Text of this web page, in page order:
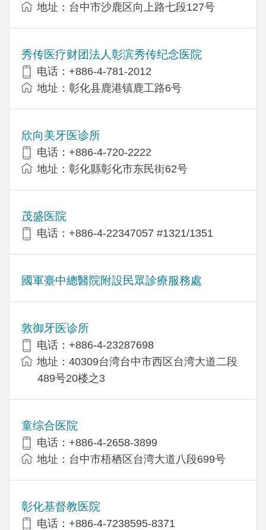
地址：台中市沙鹿区向上路七段127号
秀传医疗财团法人彰滨秀传纪念医院
电话：+886-4-781-2012
地址：彰化县鹿港镇鹿工路6号
欣向美牙医诊所
电话：+886-4-720-2222
地址：彰化縣彰化市东民街62号
茂盛医院
电话：+886-4-22347057 #1321/1351
國軍臺中總醫院附設民眾診療服務處
敦御牙医诊所
电话：+886-4-23287698
地址：40309台湾台中市西区台湾大道二段
489号20楼之3
童综合医院
电话：+886-4-2658-3899
地址：台中市梧栖区台湾大道八段699号
彰化基督教医院
电话：+886-4-7238595-8371